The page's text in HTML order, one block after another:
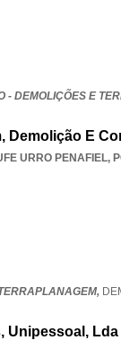
- DEMOLIÇÕES E
Demolição E
URRO PENAFIEL,
Unipessoal, Lda